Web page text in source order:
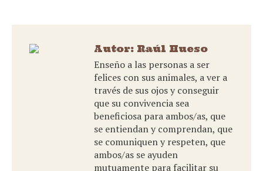
FacebookTwitterWhatsApp
Autor: Raúl Hueso
Enseño a las personas a ser
felices con sus animales, a ver a
través de sus ojos y conseguir
que su convivencia sea
beneficiosa para ambos/as, que
se entiendan y comprendan, que
se comuniquen y respeten, que
ambos/as se ayuden
mutuamente para facilitar su